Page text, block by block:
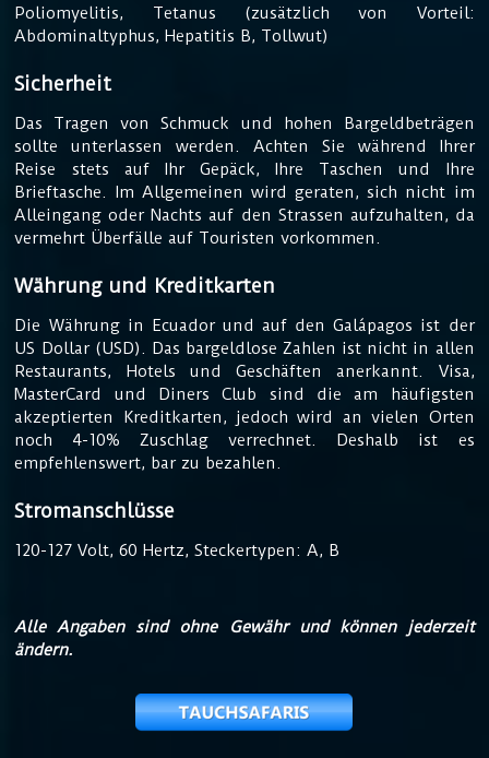
Poliomyelitis, Tetanus (zusätzlich von Vorteil:
Abdominaltyphus, Hepatitis B, Tollwut)
Sicherheit
Das Tragen von Schmuck und hohen Bargeldbeträgen
sollte unterlassen werden. Achten Sie während Ihrer
Reise stets auf Ihr Gepäck, Ihre Taschen und Ihre
Brieftasche. Im Allgemeinen wird geraten, sich nicht im
Alleingang oder Nachts auf den Strassen aufzuhalten, da
vermehrt Überfälle auf Touristen vorkommen.
Währung und Kreditkarten
Die Währung in Ecuador und auf den Galápagos ist der
US Dollar (USD). Das bargeldlose Zahlen ist nicht in allen
Restaurants, Hotels und Geschäften anerkannt. Visa,
MasterCard und Diners Club sind die am häufigsten
akzeptierten Kreditkarten, jedoch wird an vielen Orten
noch 4-10% Zuschlag verrechnet. Deshalb ist es
empfehlenswert, bar zu bezahlen.
Stromanschlüsse
120-127 Volt, 60 Hertz, Steckertypen: A, B
Alle Angaben sind ohne Gewähr und können jederzeit
ändern.